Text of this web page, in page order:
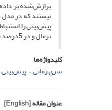
نرمال و در 5‌درصد فصول شرایط خشکسالی متوسط را خواهد داشت.
کلیدواژه‌ها
سری زمانی پیش‌بینی
عنوان مقاله[English]